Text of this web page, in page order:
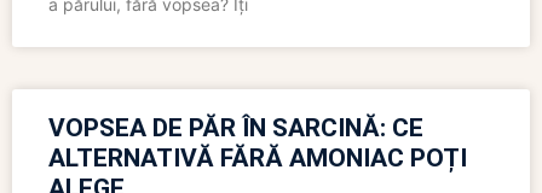
a părului, fără vopsea? Îți
VOPSEA DE PĂR ÎN SARCINĂ: CE
ALTERNATIVĂ FĂRĂ AMONIAC POȚI